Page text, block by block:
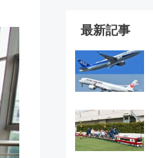
最新記事